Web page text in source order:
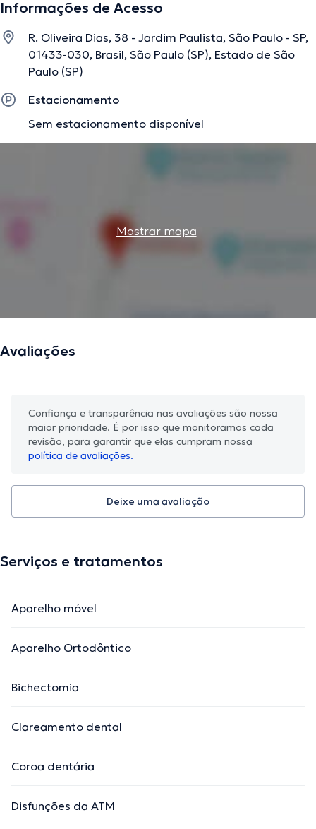
Multidisciplinar Com Outros Profissionais Desde 1990
Sorriso E Da Face. Ao mesmo tempo, ela teve destaque
como membra de diversas associações médicas. Katia
Colitti fez parte de consideráveis conferências com o
ideal de ter uma formação contínua em seu âmbito de
especialização e produziu diferentes trabalhos. Para
finalizar, a profissional de saúde pode te atender em
Português Inglês em seu consultório.
Informações de Acesso
R. Oliveira Dias, 38 - Jardim Paulista, São Paulo - SP,
01433-030, Brasil, São Paulo (SP), Estado de São
Paulo (SP)
Estacionamento
Sem estacionamento disponível
Mostrar mapa
Avaliações
Confiança e transparência nas avaliações são nossa
maior prioridade. É por isso que monitoramos cada
revisão, para garantir que elas cumpram nossa
política de avaliações.
Deixe uma avaliação
Serviços e tratamentos
Aparelho móvel
Aparelho Ortodôntico
Bichectomia
Clareamento dental
Coroa dentária
Disfunções da ATM